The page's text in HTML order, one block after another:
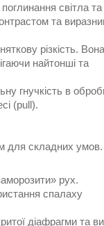
світла та
та
різкість. Вона
найтонші та
гнучкість в
(pull).
для складних
рух.
спалаху
діафрагми та